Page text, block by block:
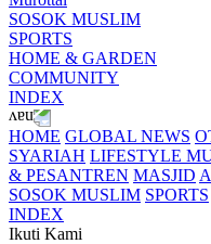
SOSOK MUSLIM
SPORTS
HOME & GARDEN
COMMUNITY
INDEX
HOME GLOBAL NEWS
SYARIAH LIFESTYLE
& PESANTREN MASJID
SOSOK MUSLIM SPORTS
INDEX
Ikuti Kami